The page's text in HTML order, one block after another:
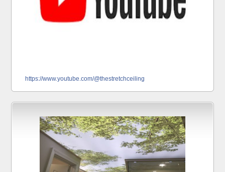
https://www.youtube.com/@thestretchceiling